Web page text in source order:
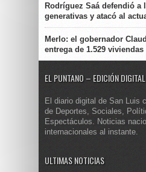
Rodríguez Saá defendió a
generativas y atacó al
Merlo: el gobernador
entrega de 1.529
EL PUNTANO – EDICIÓN
El diario digital de San Luis
de Deportes, Sociales,
Espectáculos. Noticias
internacionales al instante.
ULTIMAS NOTICIAS